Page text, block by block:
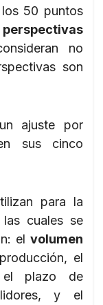
50 puntos
perspectivas
no
son
ajuste por
sus cinco
para la
cuales se
el volumen
el
el plazo de
y el